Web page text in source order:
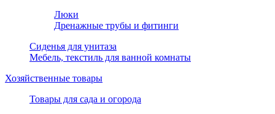
Люки
Дренажные трубы и фитинги
Сиденья для унитаза
Мебель, текстиль для ванной комнаты
Хозяйственные товары
Товары для сада и огорода